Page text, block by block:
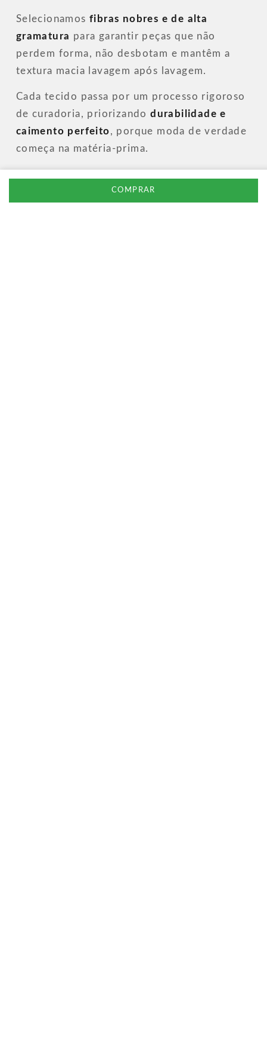
COMPRAR
Selecionamosfibras nobres e de alta
gramatura para garantir peças que não
perdem forma, não desbotam e mantêm a
textura macia lavagem após lavagem.
Cada tecido passa por um processo rigoroso
de curadoria, priorizandodurabilidade e
caimento perfeito, porque moda de verdade
começa na matéria-prima.